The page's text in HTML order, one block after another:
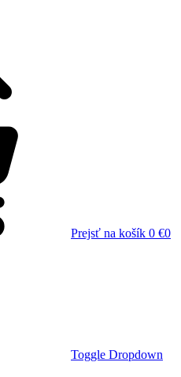
Prejsť na košík 0 €0
Toggle Dropdown